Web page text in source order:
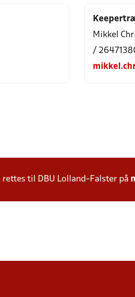
Mikkel
/
til DBU Lolland-Falster på